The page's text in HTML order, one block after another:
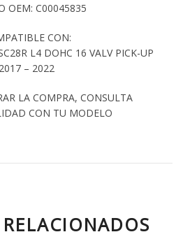
OEM: C00045835
CON:
L4 DOHC 16 VALV PICK-UP
2017 – 2022
LA COMPRA, CONSULTA
CON TU MODELO